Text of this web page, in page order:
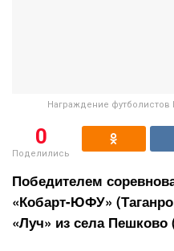
Награждение
0
Поделились
Победителем
«Кобарт-ЮФУ»
«Луч» из села Пешково